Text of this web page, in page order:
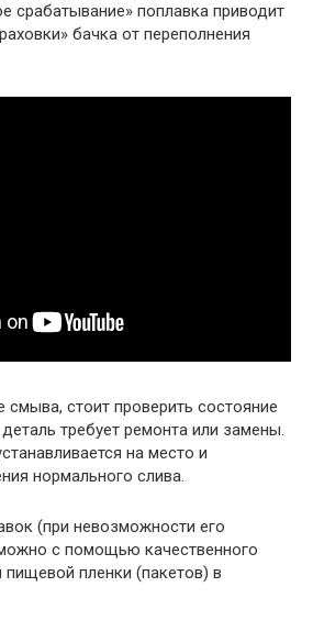
срабатывание» поплавка приводит
бачка от переполнения
смыва, стоит проверить состояние
требует ремонта или замены.
на место и
нормального слива.
(при невозможности его
с помощью качественного
пленки (пакетов) в